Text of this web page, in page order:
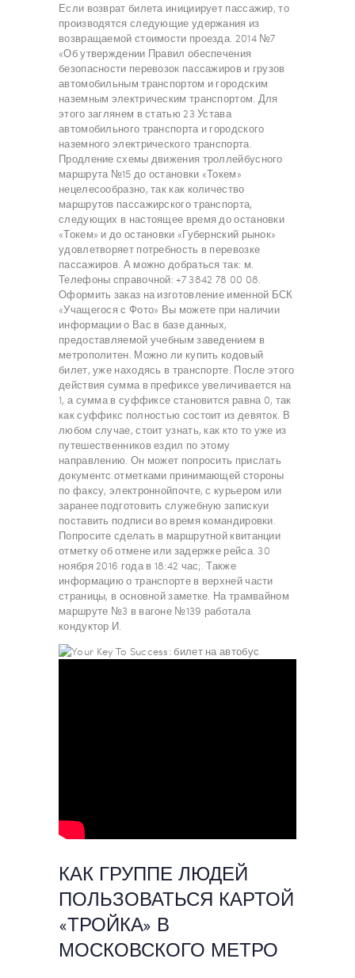
Если возврат билета инициирует пассажир, то
производятся следующие удержания из
возвращаемой стоимости проезда. 2014 №7
«Об утверждении Правил обеспечения
безопасности перевозок пассажиров и грузов
автомобильным транспортом и городским
наземным электрическим транспортом. Для
этого заглянем в статью 23 Устава
автомобильного транспорта и городского
наземного электрического транспорта.
Продление схемы движения троллейбусного
маршрута №15 до остановки «Токем»
нецелесообразно, так как количество
маршрутов пассажирского транспорта,
следующих в настоящее время до остановки
«Токем» и до остановки «Губернский рынок»
удовлетворяет потребность в перевозке
пассажиров. А можно добраться так: м.
Телефоны справочной: +7 3842 78 00 08.
Оформить заказ на изготовление именной БСК
«Учащегося с Фото» Вы можете при наличии
информации о Вас в базе данных,
предоставляемой учебным заведением в
метрополитен. Можно ли купить кодовый
билет, уже находясь в транспорте. После этого
действия сумма в префиксе увеличивается на
1, а сумма в суффиксе становится равна 0, так
как суффикс полностью состоит из девяток. В
любом случае, стоит узнать, как кто то уже из
путешественников ездил по этому
направлению. Он может попросить прислать
документс отметками принимающей стороны
по факсу, электроннойпочте, с курьером или
заранее подготовить служебную запискуи
поставить подписи во время командировки.
Попросите сделать в маршрутной квитанции
отметку об отмене или задержке рейса. 30
ноября 2016 года в 18:42 час;. Также
информацию о транспорте в верхней части
страницы, в основной заметке. На трамвайном
маршруте №3 в вагоне №139 работала
кондуктор И.
КАК ГРУППЕ ЛЮДЕЙ
ПОЛЬЗОВАТЬСЯ КАРТОЙ
«ТРОЙКА» В
МОСКОВСКОГО МЕТРО